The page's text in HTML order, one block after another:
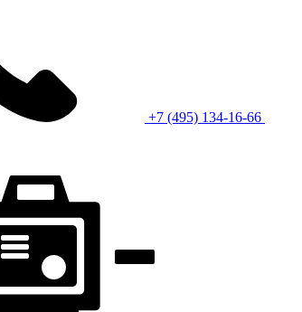
+7 (495) 134-16-66